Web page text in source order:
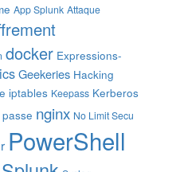
App Splunk Attaque
docker Expressions-
Geekeries Hacking
iptables Keepass Kerberos
nginx No Limit Secu
PowerShell